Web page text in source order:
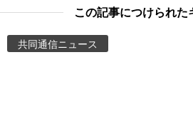
People
この記事につけられた
共同通信ニュース